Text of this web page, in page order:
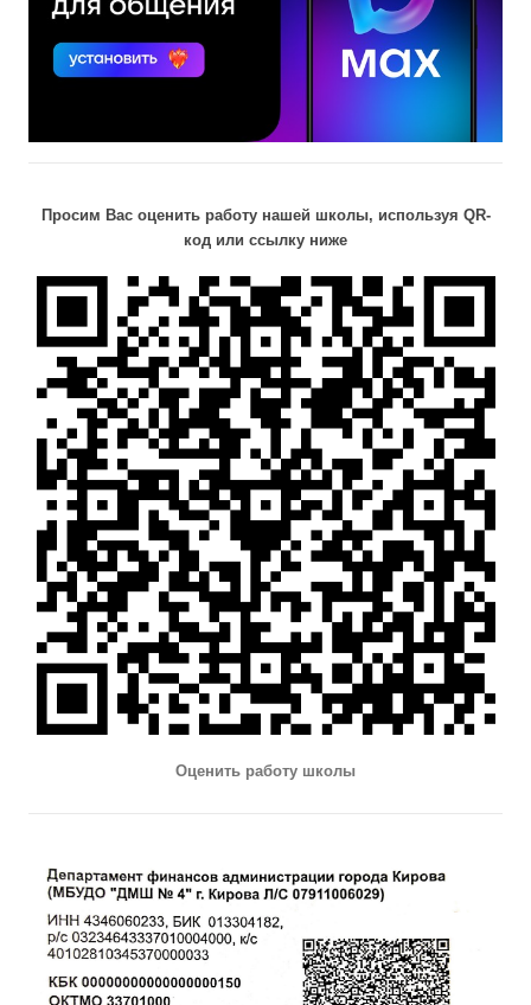
Просим Вас оценить работу нашей школы, используя QR-
код или ссылку ниже
Оценить работу школы